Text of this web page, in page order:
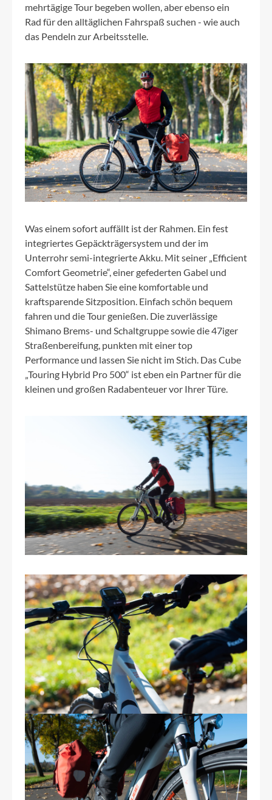
mehrtägige Tour begeben wollen, aber ebenso ein
Rad für den alltäglichen Fahrspaß suchen - wie auch
das Pendeln zur Arbeitsstelle.
Was einem sofort auffällt ist der Rahmen. Ein fest
integriertes Gepäckträgersystem und der im
Unterrohr semi-integrierte Akku. Mit seiner „Efficient
Comfort Geometrie“, einer gefederten Gabel und
Sattelstütze haben Sie eine komfortable und
kraftsparende Sitzposition. Einfach schön bequem
fahren und die Tour genießen. Die zuverlässige
Shimano Brems- und Schaltgruppe sowie die 47iger
Straßenbereifung, punkten mit einer top
Performance und lassen Sie nicht im Stich. Das Cube
„Touring Hybrid Pro 500“ ist eben ein Partner für die
kleinen und großen Radabenteuer vor Ihrer Türe.